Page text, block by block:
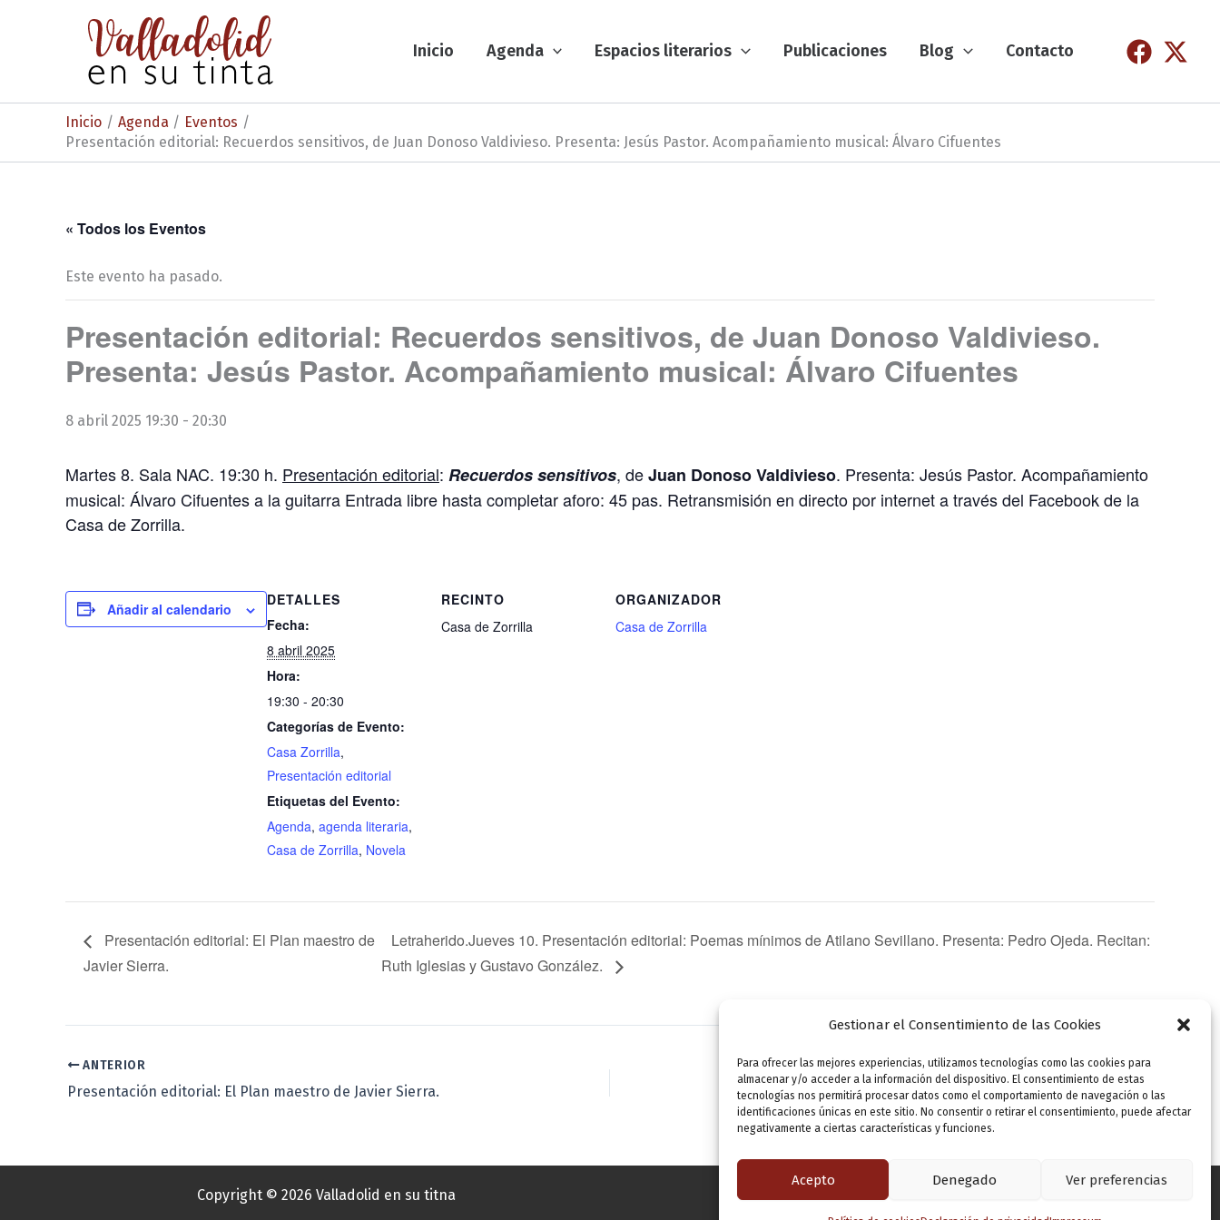
Gestionar el Consentimiento de las Cookies
Para ofrecer las mejores experiencias, utilizamos tecnologías como las cookies para
almacenar y/o acceder a la información del dispositivo. El consentimiento de estas
tecnologías nos permitirá procesar datos como el comportamiento de navegación o las
identificaciones únicas en este sitio. No consentir o retirar el consentimiento, puede afectar
negativamente a ciertas características y funciones.
Acepto Denegado Ver preferencias
Inicio Agenda Espacios literarios Publicaciones Blog Contacto
Inicio Agenda
Eventos
Presentación editorial: Recuerdos sensitivos, de Juan Donoso Valdivieso. Presenta: Jesús Pastor. Acompañamiento musical: Álvaro Cifuentes
« Todos los Eventos
Este evento ha pasado.
Presentación editorial: Recuerdos sensitivos, de Juan Donoso Valdivieso.
Presenta: Jesús Pastor. Acompañamiento musical: Álvaro Cifuentes
8 abril 2025 19:30 - 20:30
Martes 8. Sala NAC. 19:30 h. Presentación editorial: Recuerdos sensitivos, deJuan Donoso Valdivieso. Presenta: Jesús Pastor. Acompañamiento
musical: Álvaro Cifuentes a la guitarra Entrada libre hasta completar aforo: 45 pas. Retransmisión en directo por internet a través del Facebook de la
Casa de Zorrilla.
Añadir al calendario
DETALLES
Fecha:
8 abril 2025
Hora:
19:30 - 20:30
Categorías de Evento:
Casa Zorrilla,
Presentación editorial
Etiquetas del Evento:
Agenda, agenda literaria,
Casa de Zorrilla, Novela
RECINTO
Casa de Zorrilla
ORGANIZADOR
Casa de Zorrilla
Presentación editorial: El Plan maestro de
Javier Sierra.
Letraherido.Jueves 10. Presentación editorial: Poemas mínimos de Atilano Sevillano. Presenta: Pedro Ojeda. Recitan:
Ruth Iglesias y Gustavo González.
ANTERIOR
Presentación editorial: El Plan maestro de Javier Sierra.
SIGUIENTE
Letraherido.Jueves 10. Presentación editorial: Poemas mínimos de Atilano Sevillano. Presenta: Pedro Ojeda. Recitan: Ruth Iglesias y Gustavo González.
Copyright © 2026 Valladolid en su titna